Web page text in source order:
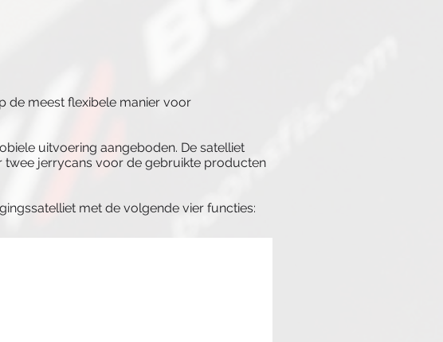
de meest flexibele manier voor
uitvoering aangeboden. De satelliet
twee jerrycans voor de gebruikte producten
met de volgende vier functies: